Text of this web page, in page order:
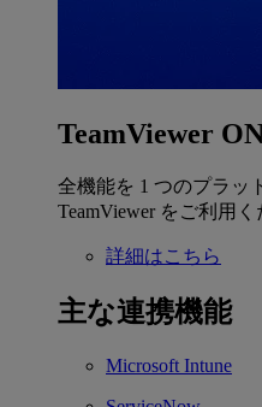
TeamViewer
全機能を 1 つのプラッ
TeamViewer をご利用く
詳細はこちら
主な連携機能
Microsoft Intune